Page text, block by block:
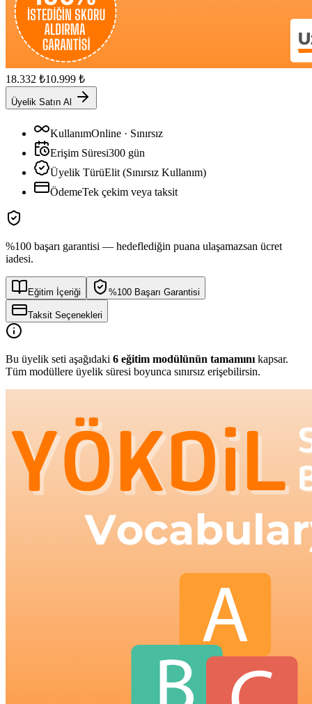
18.332 ₺10.999 ₺
Üyelik Satın Al
KullanımOnline · Sınırsız
Erişim Süresi300 gün
Üyelik TürüElit (Sınırsız Kullanım)
ÖdemeTek çekim veya taksit
%100 başarı garantisi — hedeflediğin puana ulaşamazsan ücret
iadesi.
Eğitim İçeriği %100 Başarı Garantisi
Taksit Seçenekleri
Bu üyelik seti aşağıdaki 6 eğitim modülünün tamamını kapsar.
Tüm modüllere üyelik süresi boyunca sınırsız erişebilirsin.